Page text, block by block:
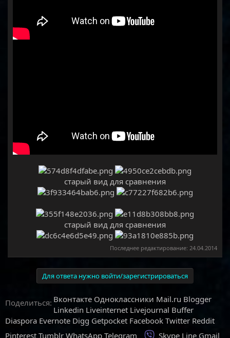
старый вид для сравнения
старый вид для сравнения
Последнее редактирование: 24.04.2014
Для ответа нужно войти/зарегистрироваться
Поделиться: Вконтакте Одноклассники Mail.ru Blogger
Linkedin Liveinternet Livejournal Buffer
Diaspora Evernote Digg Getpocket Facebook Twitter Reddit
Pinterest Tumblr WhatsApp Telegram Viber
Skype Line Gmail